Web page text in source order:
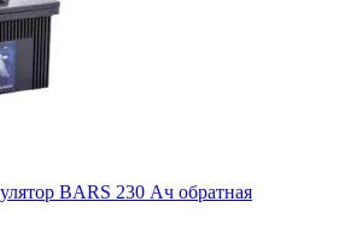
BARS 230 Ач обратная